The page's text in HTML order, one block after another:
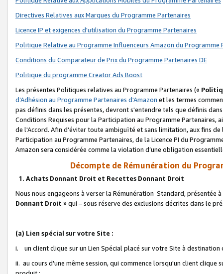
Directives Relatives aux Marques du Programme Partenaires
Licence IP et exigences d'utilisation du Programme Partenaires
Politique Relative au Programme Influenceurs Amazon du Programme
Conditions du Comparateur de Prix du Programme Partenaires DE
Politique du programme Creator Ads Boost
Les présentes Politiques relatives au Programme Partenaires («
d’Adhésion au Programme Partenaires d'Amazon et les termes
pas définis dans les présentes, devront s'entendre tels que définis
Conditions Requises pour la Participation au Programme Partenaires,
de l'Accord. Afin d’éviter toute ambiguïté et sans limitation, aux fins
Participation au Programme Partenaires, de la Licence PI du
Amazon sera considérée comme la violation d’une obligation
Décompte de Rémunération du
1. Achats Donnant Droit et Recettes Donnant Droit
Nous nous engageons à verser la Rémunération Standard, présentée
Donnant Droit » qui – sous réserve des exclusions décrites dans le
(a) Lien spécial sur votre Site :
i. un client clique sur un Lien Spécial placé sur votre Site à destination
ii. au cours d'une même session, qui commence lorsqu'un client